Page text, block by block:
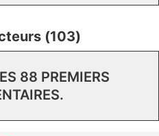
(103)
88 PREMIERS